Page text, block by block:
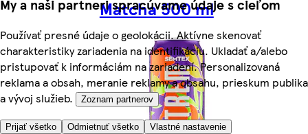
My a naši partneri spracúvame údaje s cieľom
Používať presné údaje o geolokácii. Aktívne skenovať
charakteristiky zariadenia na identifikáciu. Ukladať a/alebo
pristupovať k informáciám na zariadení. Personalizovaná
reklama a obsah, meranie reklamy a obsahu, prieskum publika
a vývoj služieb.
Zoznam partnerov
Prijať všetko Odmietnuť všetko Vlastné nastavenie
Matcha 500 ml